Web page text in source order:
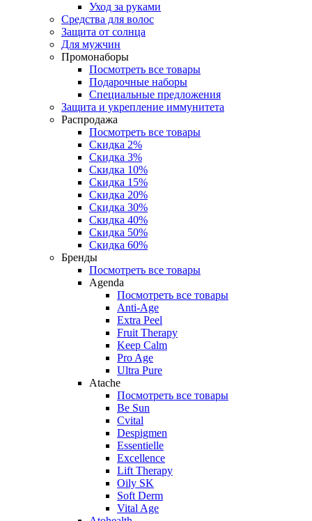
Уход за руками
Средства для волос
Защита от солнца
Для мужчин
Промонаборы
Посмотреть все товары
Подарочные наборы
Специальные предложения
Защита и укрепление иммунитета
Распродажа
Посмотреть все товары
Скидка 2%
Скидка 3%
Скидка 10%
Скидка 15%
Скидка 20%
Скидка 30%
Скидка 40%
Скидка 50%
Скидка 60%
Бренды
Посмотреть все товары
Agenda
Посмотреть все товары
Anti‑Age
Extra Peel
Fruit Therapy
Keep Calm
Pro Age
Ultra Pure
Atache
Посмотреть все товары
Be Sun
Cvital
Despigmen
Essentielle
Excellence
Lift Therapy
Oily SK
Soft Derm
Vital Age